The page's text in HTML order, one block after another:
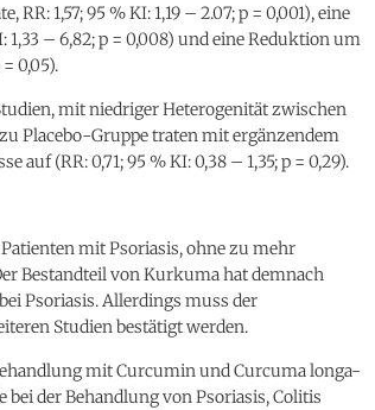
1,57; 95 % KI: 1,19 – 2.07; p = 0,001), eine
1,33 – 6,82; p = 0,008) und eine Reduktion um
0,05).
mit niedriger Heterogenität zwischen
Placebo-Gruppe traten mit ergänzendem
(RR: 0,71; 95 % KI: 0,38 – 1,35; p = 0,29).
mit Psoriasis, ohne zu mehr
Bestandteil von Kurkuma hat demnach
Psoriasis. Allerdings muss der
Studien bestätigt werden.
mit Curcumin und Curcuma longa-
der Behandlung von Psoriasis, Colitis